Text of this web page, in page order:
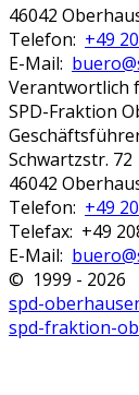
46042
Telefon: +49
E-Mail:
Verantwortlich
SPD-Fraktion
Schwartzstr. 72
46042
Telefon: +49
Telefax: +49
E-Mail:
© 1999 - 2026
spd-
spd-fraktion-